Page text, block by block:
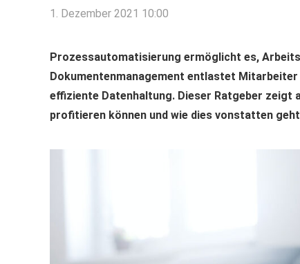
1. Dezember 2021 10:00
Prozessautomatisierung ermöglicht es,
Dokumentenmanagement entlastet
effiziente Datenhaltung. Dieser Ratgeber zeigt
profitieren können und wie dies vonstatten